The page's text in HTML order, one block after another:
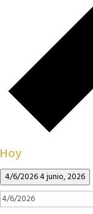
Hoy
4/6/20264 junio, 2026